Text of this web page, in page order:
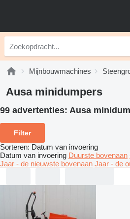
Mijnbouwmachines
Ausa minidumpers
99 advertenties: Ausa
Filter
Sorteren: Datum van invoering
Datum van invoering Duurste bovenaan
Jaar - de nieuwste bovenaan Jaar - de